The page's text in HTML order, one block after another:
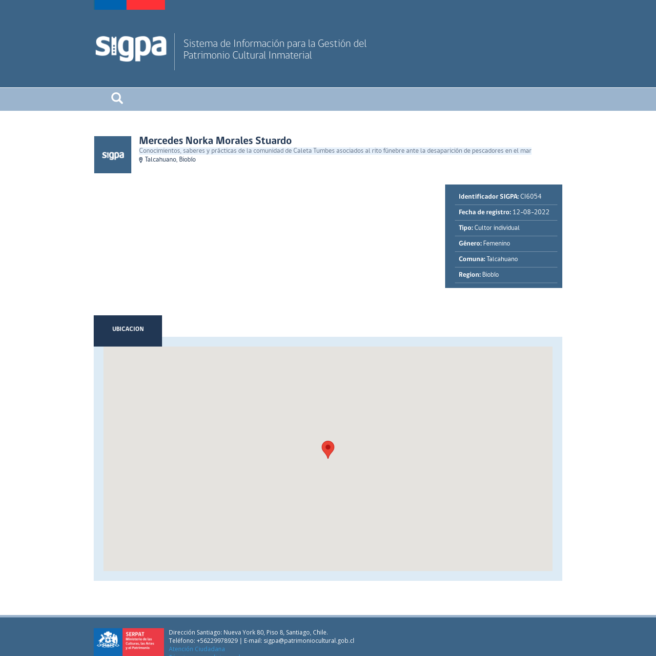
Sistema de Información para la Gestión del
Patrimonio Cultural Inmaterial
Mercedes Norka Morales Stuardo
Conocimientos, saberes y prácticas de la comunidad de Caleta Tumbes asociados al rito fúnebre ante la desaparición de pescadores en el mar
Talcahuano, Biobío
Identificador SIGPA: CI6054
Fecha de registro: 12-08-2022
Tipo: Cultor individual
Género: Femenino
Comuna: Talcahuano
Region: Biobío
UBICACION
Dirección Santiago: Nueva York 80, Piso 8, Santiago, Chile.
Teléfono: +56229978929 | E-mail: sigpa@patrimoniocultural.gob.cl
Atención Ciudadana